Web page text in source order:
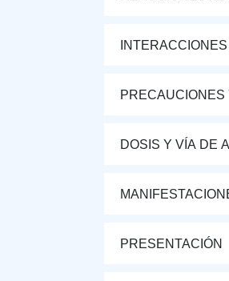
DOSIS Y VÍA DE
PRESENTACIÓN